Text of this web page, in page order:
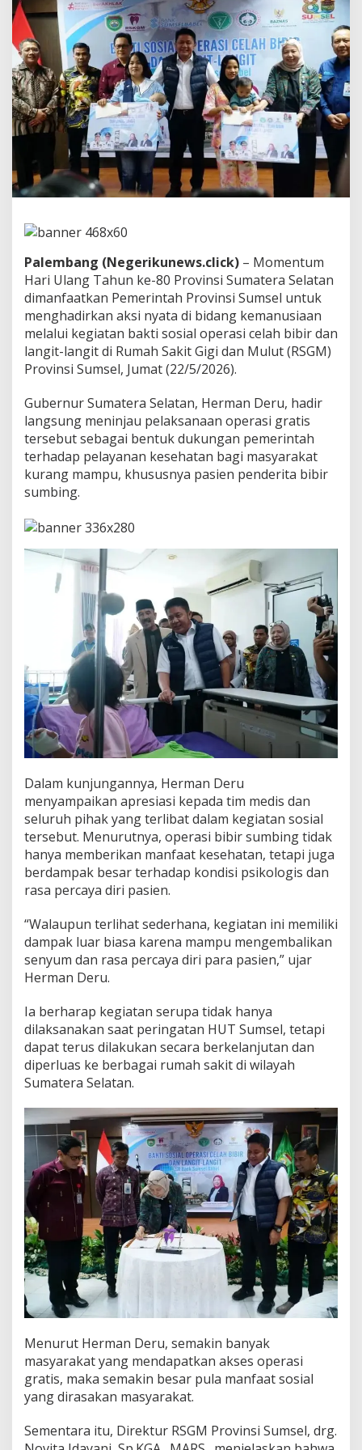
B
i
b
i
r
d
a
n
L
a
n
g
i
L
n
g
i
t
W
a
r
a
H
U
T
S
u
m
l
u
e
r
u
r
:
M
a
n
f
a
a
n
y
a
S
a
n
g
a
B
e
s
a
Palembang (Negerikunews.click) – Momentum
Hari Ulang Tahun ke-80 Provinsi Sumatera Selatan
dimanfaatkan Pemerintah Provinsi Sumsel untuk
menghadirkan aksi nyata di bidang kemanusiaan
melalui kegiatan bakti sosial operasi celah bibir dan
langit-langit di Rumah Sakit Gigi dan Mulut (RSGM)
Provinsi Sumsel, Jumat (22/5/2026).
Gubernur Sumatera Selatan, Herman Deru, hadir
langsung meninjau pelaksanaan operasi gratis
tersebut sebagai bentuk dukungan pemerintah
terhadap pelayanan kesehatan bagi masyarakat
kurang mampu, khususnya pasien penderita bibir
sumbing.
Dalam kunjungannya, Herman Deru
menyampaikan apresiasi kepada tim medis dan
seluruh pihak yang terlibat dalam kegiatan sosial
tersebut. Menurutnya, operasi bibir sumbing tidak
hanya memberikan manfaat kesehatan, tetapi juga
berdampak besar terhadap kondisi psikologis dan
rasa percaya diri pasien.
“Walaupun terlihat sederhana, kegiatan ini memiliki
dampak luar biasa karena mampu mengembalikan
senyum dan rasa percaya diri para pasien,” ujar
Herman Deru.
Ia berharap kegiatan serupa tidak hanya
dilaksanakan saat peringatan HUT Sumsel, tetapi
dapat terus dilakukan secara berkelanjutan dan
diperluas ke berbagai rumah sakit di wilayah
Sumatera Selatan.
Menurut Herman Deru, semakin banyak
masyarakat yang mendapatkan akses operasi
gratis, maka semakin besar pula manfaat sosial
yang dirasakan masyarakat.
Sementara itu, Direktur RSGM Provinsi Sumsel, drg.